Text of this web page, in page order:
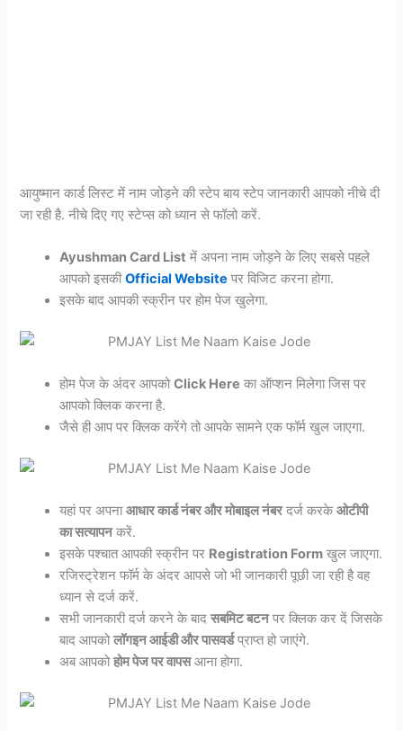
आयुष्मान कार्ड लिस्ट में नाम जोड़ने की स्टेप बाय स्टेप जानकारी आपको नीचे दी
जा रही है. नीचे दिए गए स्टेप्स को ध्यान से फॉलो करें.
Ayushman Card List में अपना नाम जोड़ने के लिए सबसे पहले
आपको इसकीOfficial Website पर विजिट करना होगा.
इसके बाद आपकी स्क्रीन पर होम पेज खुलेगा.
होम पेज के अंदर आपकोClick Here का ऑप्शन मिलेगा जिस पर
आपको क्लिक करना है.
जैसे ही आप पर क्लिक करेंगे तो आपके सामने एक फॉर्म खुल जाएगा.
यहां पर अपनाआधार कार्ड नंबर और मोबाइल नंबरदर्ज करकेओटीपी
का सत्यापनकरें.
इसके पश्चात आपकी स्क्रीन पर Registration Form खुल जाएगा.
रजिस्ट्रेशन फॉर्म के अंदर आपसे जो भी जानकारी पूछी जा रही है वह
ध्यान से दर्ज करें.
सभी जानकारी दर्ज करने के बादसबमिट बटनपर क्लिक कर दें जिसके
बाद आपकोलॉगइन आईडी और पासवर्डप्राप्त हो जाएंगे.
अब आपकोहोम पेज पर वापसआना होगा.